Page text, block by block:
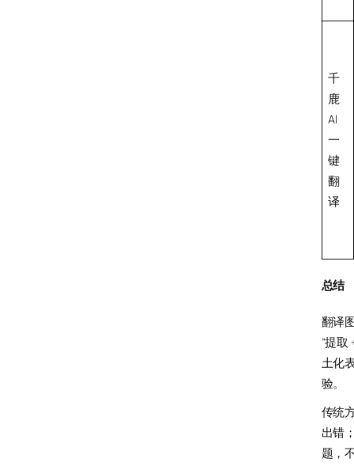
千
鹿
AI
一
键
翻
译
总结
翻译
“提取
土化
验。
传统
出错
题，